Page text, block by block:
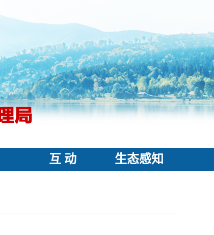
互 动 生态感知